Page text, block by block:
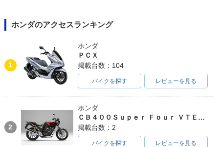
ホンダのアクセスランキング
1
ホンダ
ＰＣＸ
掲載台数：104
バイクを探す レビューを見る
2
ホンダ
ＣＢ４００Ｓｕｐｅｒ Ｆｏｕｒ ＶＴＥＣ ＳＰＥＣ３
掲載台数：2
バイクを探す レビューを見る